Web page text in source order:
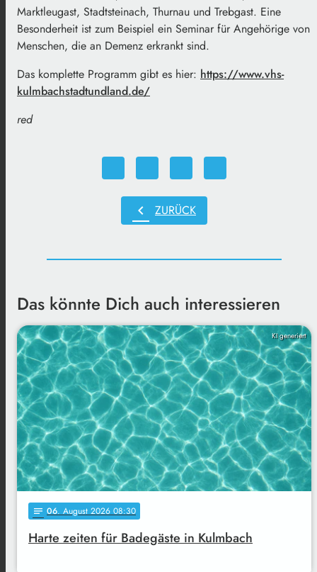
Marktleugast, Stadtsteinach, Thurnau und Trebgast. Eine
Besonderheit ist zum Beispiel ein Seminar für Angehörige von
Menschen, die an Demenz erkrankt sind.
Das komplette Programm gibt es hier: https://www.vhs-
kulmbachstadtundland.de/
red
chevron_left ZURÜCK
Das könnte Dich auch interessieren
KI generiert
notes 06. August 2026 08:30
Harte zeiten für Badegäste in Kulmbach